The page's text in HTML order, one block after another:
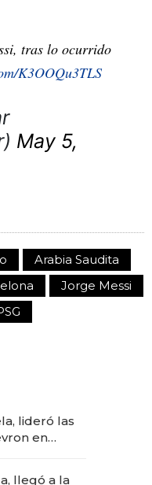
tras lo ocurrido
K3OOQu3TLS
May 5,
Arabia Saudita
Jorge Messi
lideró las
en
llegó a la